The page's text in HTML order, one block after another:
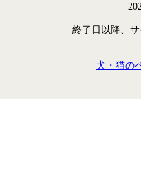
終了日以降、
犬・猫の